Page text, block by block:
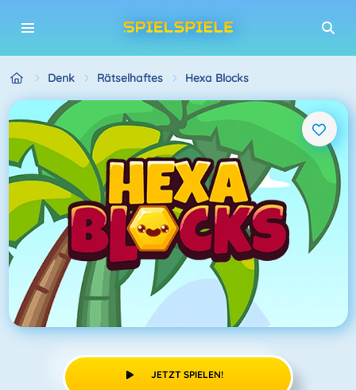
Denk Rätselhaftes Hexa Blocks
JETZT SPIELEN!